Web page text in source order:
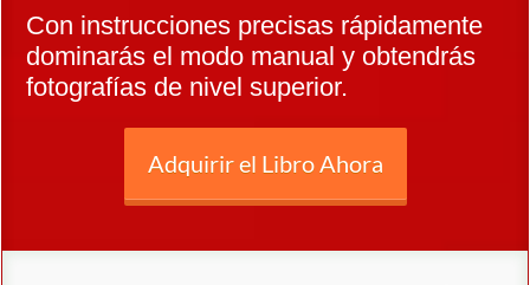
Con instrucciones precisas rápidamente
dominarás el modo manual y obtendrás
fotografías de nivel superior.​
Adquirir el Libro Ahora